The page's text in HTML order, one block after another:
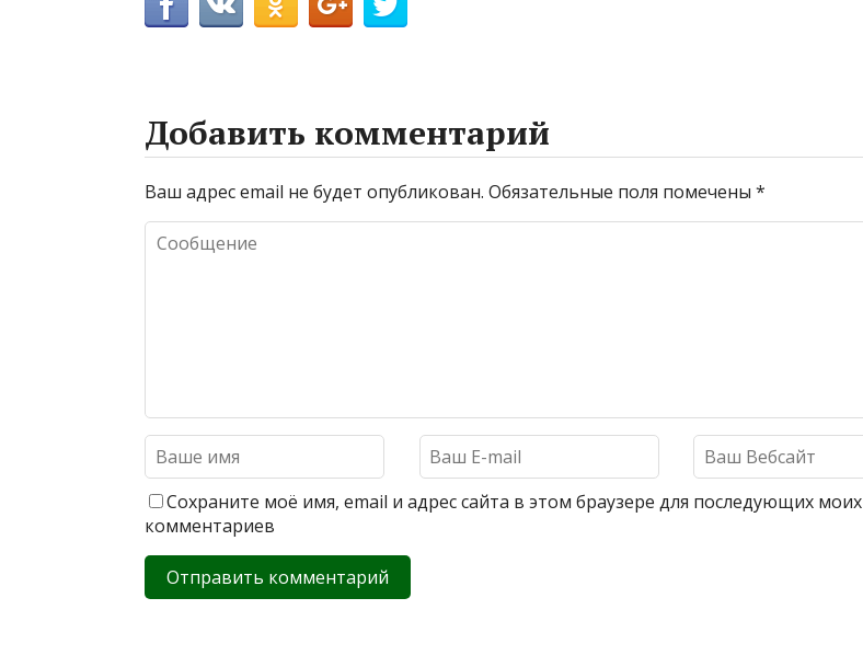
Добавить комментарий
Ваш адрес email не будет опубликован. Обязательные поля помечены *
Сохраните моё имя, email и адрес сайта в этом браузере для последующих моих
комментариев